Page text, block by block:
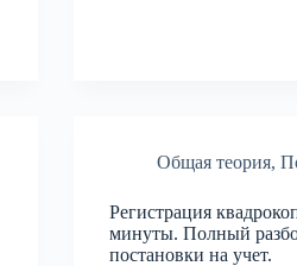
Общая теория,
Регистрация
минуты. Полный
постановки на учет.